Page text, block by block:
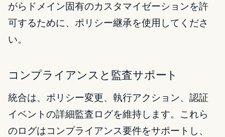
がらドメイン固有のカスタマイゼーションを許
可するために、ポリシー継承を使用してくださ
い。
コンプライアンスと監査サポート
統合は、ポリシー変更、執行アクション、認証
イベントの詳細監査ログを維持します。これら
のログはコンプライアンス要件をサポートし、